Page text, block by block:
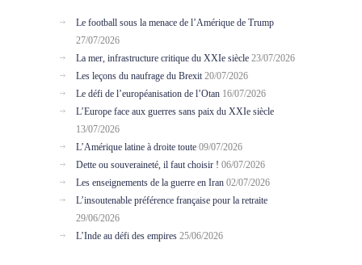
Le football sous la menace de l’Amérique de Trump
27/07/2026
La mer, infrastructure critique du XXIe siècle 23/07/2026
Les leçons du naufrage du Brexit 20/07/2026
Le défi de l’européanisation de l’Otan 16/07/2026
L’Europe face aux guerres sans paix du XXIe siècle
13/07/2026
L’Amérique latine à droite toute 09/07/2026
Dette ou souveraineté, il faut choisir ! 06/07/2026
Les enseignements de la guerre en Iran 02/07/2026
L’insoutenable préférence française pour la retraite
29/06/2026
L’Inde au défi des empires 25/06/2026